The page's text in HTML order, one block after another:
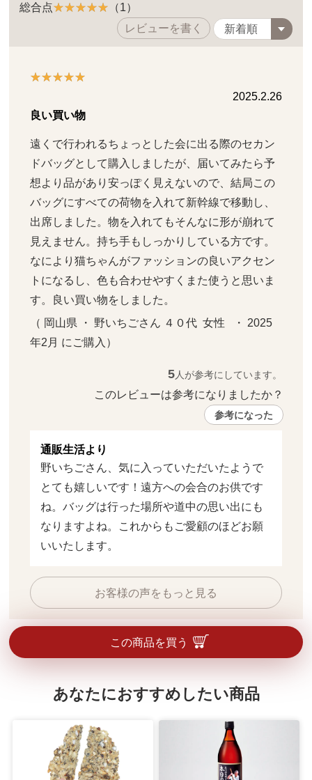
総合点
（1）
レビューを書く
2025.2.26
良い買い物
遠くで行われるちょっとした会に出る際のセカン
ドバッグとして購入しましたが、届いてみたら予
想より品があり安っぽく見えないので、結局この
バッグにすべての荷物を入れて新幹線で移動し、
出席しました。物を入れてもそんなに形が崩れて
見えません。持ち手もしっかりしている方です。
なにより猫ちゃんがファッションの良いアクセン
トになるし、色も合わせやすくまた使うと思いま
す。良い買い物をしました。
（ 岡山県 ・ 野いちごさん ４０代  女性   ・ 2025
年2月 にご購入）
5人が参考にしています。
このレビューは参考になりましたか？
参考になった
通販生活より
野いちごさん、気に入っていただいたようで
とても嬉しいです！遠方への会合のお供です
ね。バッグは行った場所や道中の思い出にも
なりますよね。これからもご愛顧のほどお願
いいたします。
お客様の声をもっと見る
この商品を買う
あなたにおすすめしたい商品